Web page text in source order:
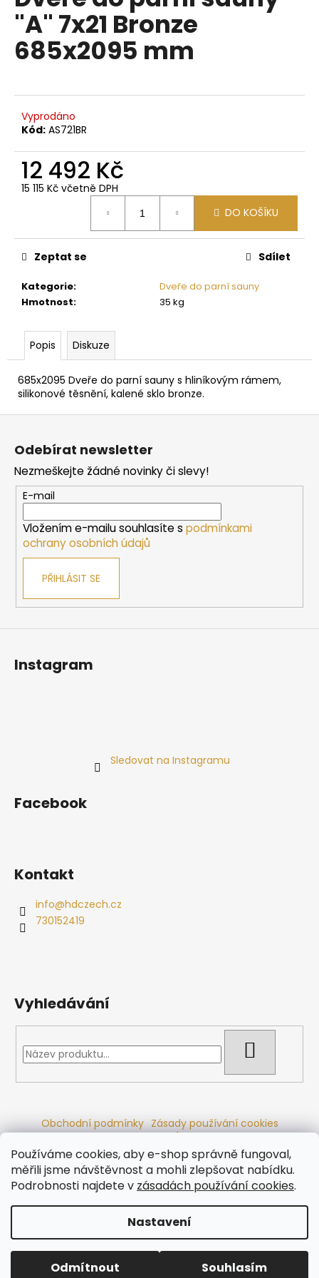
Používáme cookies, aby e-shop správně fungoval,
měřili jsme návštěvnost a mohli zlepšovat nabídku.
Podrobnosti najdete v zásadách používání cookies.
Nastavení
Odmítnout Souhlasím
0,0
5
hvězdiček.
"A" 7x21 Bronze
685x2095 mm
Vyprodáno
Kód: AS721BR
12 492 Kč
15 115 Kč včetně DPH
DO KOŠÍKU
Kategorie:
Dveře do parní sauny
Hmotnost: 35 kg
Zeptat se Sdílet
Popis Diskuze
685x2095 Dveře do parní sauny s hliníkovým rámem,
silikonové těsnění, kalené sklo bronze.
a
j
í
?
o
p
u
m
e
BEZPEČNOSTNÍ
OHRÁDKA
HARVIA
PRO
KAMNA
CILINDRO
KW,
320
MM
Kč
Z
Odebírat newsletter
Nezmeškejte žádné novinky či slevy!
E-mail
Vložením e-mailu souhlasíte s podmínkami
ochrany osobních údajů
PŘIHLÁSIT SE
Instagram
Sledovat na Instagramu
Facebook
Kontakt
info@hdczech.cz
730152419
Vyhledávání
Obchodní podmínky Zásady používání cookies
Ochrana osobních údajů Dřevěné sauny
Odstoupení od smlouvy Reklamační řád Kontakty
Koupací sudy
Radiátory
Copyright 2026Ráj saun. Všechna práva vyhrazena.
Upravit nastavení cookies